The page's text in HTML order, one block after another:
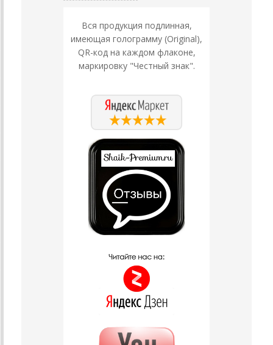
Вся продукция подлинная,
имеющая голограмму (Original),
QR-код на каждом флаконе,
маркировку "Честный знак".